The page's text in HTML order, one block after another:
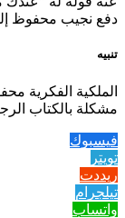
دفع نجيب محفوظ
تنبيه
الملكية الفكرية
مشكلة بالكتاب
فيسبوك
تويتر
ريددت
تيلجرام
واتساب